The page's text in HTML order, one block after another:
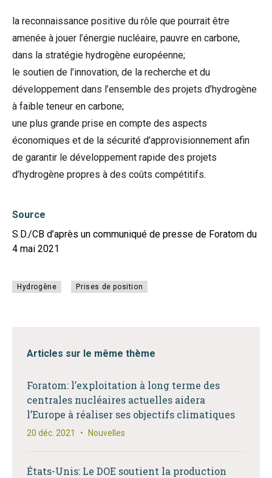
la reconnaissance positive du rôle que pourrait être
amenée à jouer l’énergie nucléaire, pauvre en carbone,
dans la stratégie hydrogène européenne;
le soutien de l’innovation, de la recherche et du
développement dans l’ensemble des projets d’hydrogène
à faible teneur en carbone;
une plus grande prise en compte des aspects
économiques et de la sécurité d’approvisionnement afin
de garantir le développement rapide des projets
d’hydrogène propres à des coûts compétitifs.
Source
S.D./CB d’après un communiqué de presse de Foratom du
4 mai 2021
Hydrogène Prises de position
Articles sur le même thème
Foratom: l’exploitation à long terme des
centrales nucléaires actuelles aidera
l’Europe à réaliser ses objectifs climatiques
20 déc. 2021 • Nouvelles
États-Unis: Le DOE soutient la production